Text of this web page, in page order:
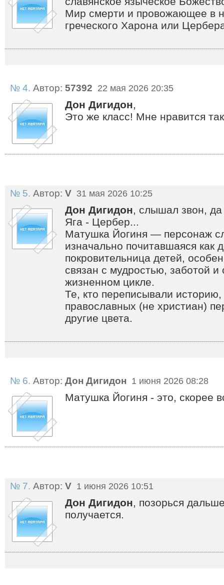
Мир смерти и провожающее в
греческого Харона или
№ 4. Автор: 57392 22 мая 2026 20:35
Дон Дигидон
Это же класс! Мне нравится
№ 5. Автор: V 31 мая 2026 10:25
Дон Дигидон , слышал звон,
Яга - Цербер...
Матушка Йогиня — персонаж
изначально почитавшаяся как
покровительница детей,
связан с мудростью, заботой
жизненном цикле.
Те, кто переписывали
православных (не христиан)
другие цвета.
№ 6. Автор: Дон Дигидон 1 июня 2026 08:28
Матушка Йогиня - это, скорее
№ 7. Автор: V 1 июня 2026 10:51
Дон Дигидон , позорься
получается.